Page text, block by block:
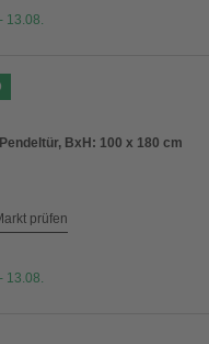
13.08.
BxH: 100 x 180 cm
prüfen
13.08.